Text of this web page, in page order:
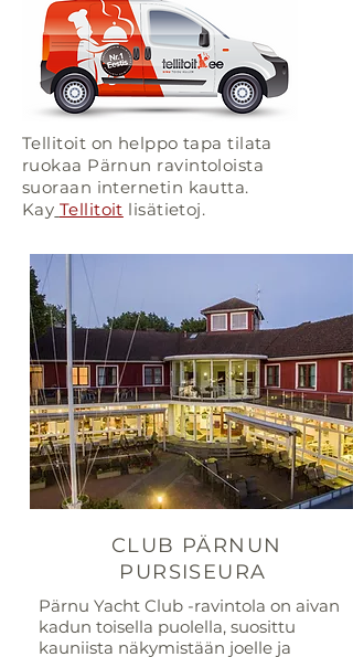
Tellitoit on helppo tapa tilata
ruokaa Pärnun ravintoloista
suoraan internetin kautta.
Kay Tellitoit lisätietoj.
CLUB PÄRNUN
PURSISEURA
Pärnu Yacht Club -ravintola on aivan
kadun toisella puolella, suosittu
kauniista näkymistään joelle ja